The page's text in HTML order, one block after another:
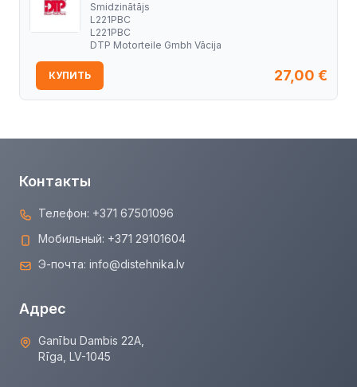
Smidzinātājs
L221PBC
L221PBC
DTP Motorteile Gmbh Vācija
27,00 €
КУПИТЬ
Контакты
Телефон: +371 67501096
Мобильный: +371 29101604
Э-почта: info@distehnika.lv
Адрес
Ganību Dambis 22A,
Rīga, LV-1045